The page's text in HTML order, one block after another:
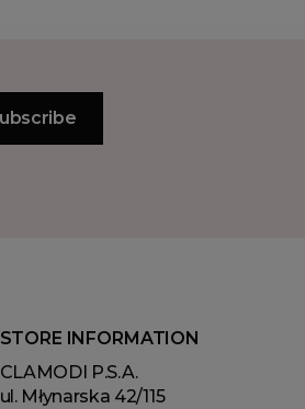
STORE INFORMATION
CLAMODI P.S.A.
ul. Młynarska 42/115